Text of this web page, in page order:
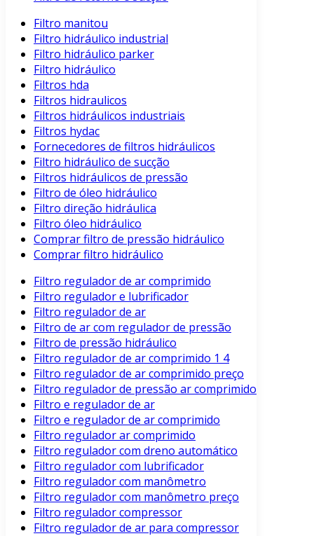
Filtro manitou
Filtro hidráulico industrial
Filtro hidráulico parker
Filtro hidráulico
Filtros hda
Filtros hidraulicos
Filtros hidráulicos industriais
Filtros hydac
Fornecedores de filtros hidráulicos
Filtro hidráulico de sucção
Filtros hidráulicos de pressão
Filtro de óleo hidráulico
Filtro direção hidráulica
Filtro óleo hidráulico
Comprar filtro de pressão hidráulico
Comprar filtro hidráulico
Filtro regulador de ar comprimido
Filtro regulador e lubrificador
Filtro regulador de ar
Filtro de ar com regulador de pressão
Filtro de pressão hidráulico
Filtro regulador de ar comprimido 1 4
Filtro regulador de ar comprimido preço
Filtro regulador de pressão ar comprimido
Filtro e regulador de ar
Filtro e regulador de ar comprimido
Filtro regulador ar comprimido
Filtro regulador com dreno automático
Filtro regulador com lubrificador
Filtro regulador com manômetro
Filtro regulador com manômetro preço
Filtro regulador compressor
Filtro regulador de ar para compressor